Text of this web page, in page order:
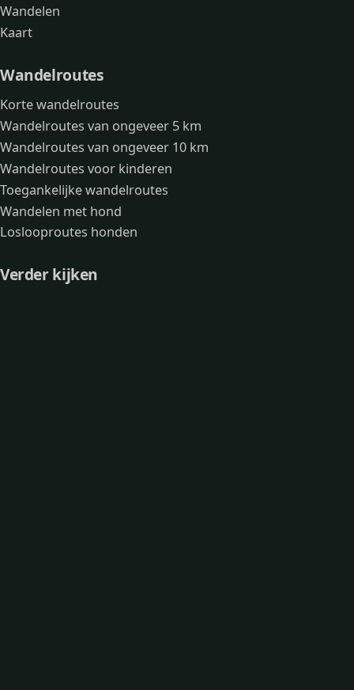
Wandelen
Kaart
Wandelroutes
Korte wandelroutes
Wandelroutes van ongeveer 5 km
Wandelroutes van ongeveer 10 km
Wandelroutes voor kinderen
Toegankelijke wandelroutes
Wandelen met hond
Loslooproutes honden
Verder kijken